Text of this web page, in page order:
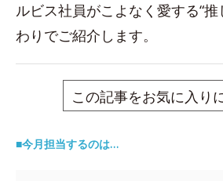
ルビス社員がこよなく愛する“
わりでご紹介します。
この記事をお気に入り
■今月担当するのは…